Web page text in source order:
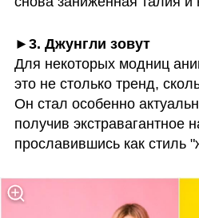
►3. Джунгли зовут
Для некоторых модниц
это не столько тренд,
Он стал особенно
получив экстравагантное
прославившись как стиль